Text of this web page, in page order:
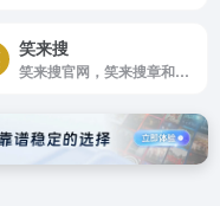
笑来搜
笑来搜官网，笑来搜章和书籍的小聚合